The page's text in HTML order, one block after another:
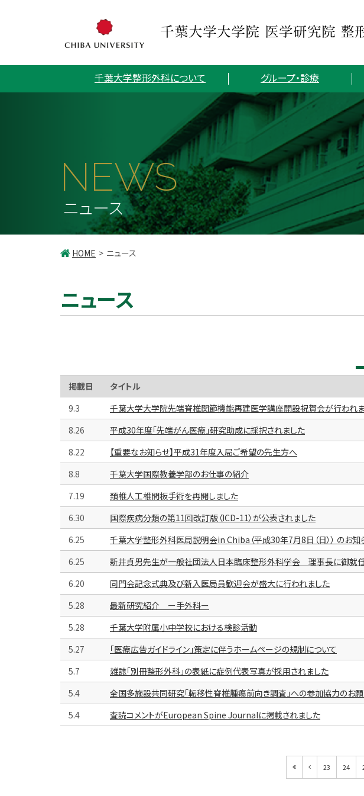
千葉大学整形外科について グループ・診療
NEWS
ニュース
HOME ニュース
ニュース
掲載日
タイトル
9.3
千葉大学大学院先端脊椎関節機能再建医学講座開設祝賀会が行われ
8.26
平成30年度「先端がん医療」研究助成に採択されました
8.22
【重要なお知らせ】平成31年度入局ご希望の先生方へ
8.8
千葉大学国際教養学部のお仕事の紹介
7.19
頚椎人工椎間板手術を再開しました
6.30
国際疾病分類の第11回改訂版（ICD-11）が公表されました
6.25
千葉大学整形外科医局説明会in Chiba（平成30年7月8日（日）） のお知
6.25
新井貞男先生が一般社団法人日本臨床整形外科学会 理事長に御就
6.20
同門会記念式典及び新入医局員歓迎会が盛大に行われました
5.28
最新研究紹介 ー手外科ー
5.28
千葉大学附属小中学校における検診活動
5.27
「医療広告ガイドライン」策定に伴うホームページの規制について
5.7
雑誌「別冊整形外科」の表紙に症例代表写真が採用されました
5.4
全国多施設共同研究「転移性脊椎腫瘍前向き調査」への参加協力のお
5.4
査読コメントがEuropean Spine Journalに掲載されました
23 24